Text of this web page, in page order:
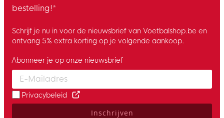
bestelling!*
Schrijf je nu in voor de nieuwsbrief van Voetbalshop.be en
ontvang 5% extra korting op je volgende aankoop.
Enter your email and accept the privacy policy to subscribe to
Abonneer je op onze nieuwsbrief
Privacybeleid
Inschrijven